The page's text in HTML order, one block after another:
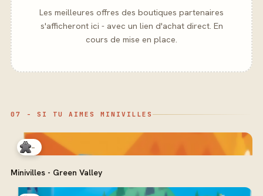
Les meilleures offres des boutiques partenaires
s'afficheront ici - avec un lien d'achat direct. En
cours de mise en place.
07 - SI TU AIMES MINIVILLES
-
Minivilles - Green Valley